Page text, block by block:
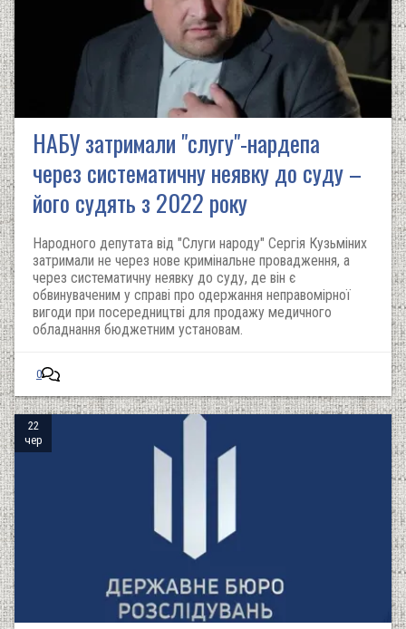
НАБУ затримали "слугу"-нардепа
через систематичну неявку до суду –
його судять з 2022 року
Народного депутата від "Слуги народу" Сергія Кузьміних
затримали не через нове кримінальне провадження, а
через систематичну неявку до суду, де він є
обвинуваченим у справі про одержання неправомірної
вигоди при посередництві для продажу медичного
обладнання бюджетним установам.
0
22
чер